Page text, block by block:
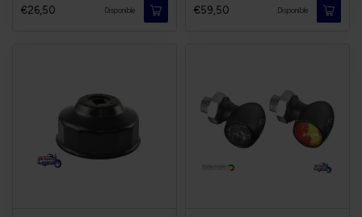
€26,50 Disponible €59,50 Disponible